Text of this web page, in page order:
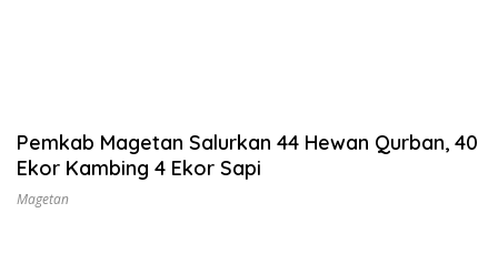
Pemkab Magetan Salurkan 44 Hewan Qurban, 40
Ekor Kambing 4 Ekor Sapi
Magetan